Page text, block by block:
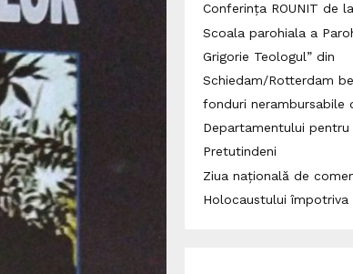
Conferința ROUNIT de
Scoala parohiala a
Grigorie Teologul” din
Schiedam/Rotterdam
fonduri nerambursabile
Departamentului pentru
Pretutindeni
Ziua națională de
Holocaustului împotriva